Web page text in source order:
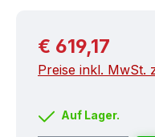
Regulärer Preis:
€ 619,17
Preise inkl. MwSt.
Auf Lager.